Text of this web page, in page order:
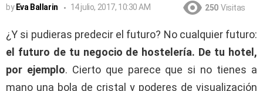
by Eva Ballarin 14 julio, 2017, 10:30 AM 250 Visitas
¿Y si pudieras predecir el futuro? No cualquier futuro:
el futuro de tu negocio de hostelería. De tu hotel,
por ejemplo. Cierto que parece que si no tienes a
mano una bola de cristal y poderes de visualización